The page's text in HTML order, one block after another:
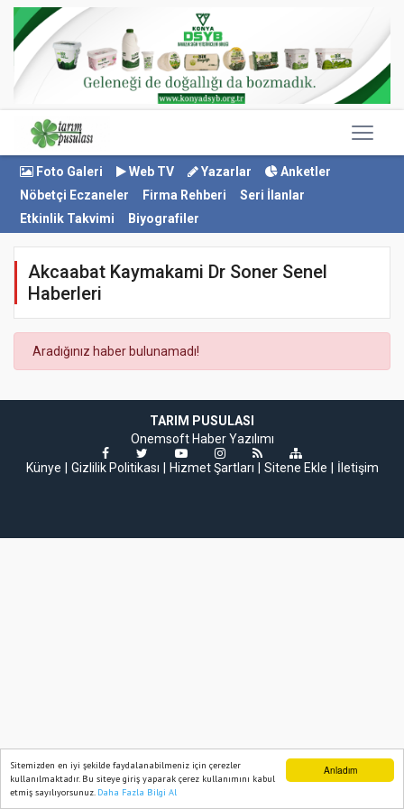
Anladım
Sitemizden en iyi şekilde faydalanabilmeniz için çerezler
kullanılmaktadır. Bu siteye giriş yaparak çerez kullanımını kabul
etmiş sayılıyorsunuz. Daha Fazla Bilgi Al
Foto Galeri Web TV Yazarlar
Anketler
Nöbetçi Eczaneler
Firma Rehberi
Seri İlanlar
Etkinlik Takvimi
Biyografiler
Akcaabat Kaymakami Dr Soner Senel
Haberleri
Aradığınız haber bulunamadı!
TARIM PUSULASI
Onemsoft Haber Yazılımı
Künye
Gizlilik Politikası Hizmet Şartları Sitene Ekle İletişim
Ana Sayfa Web TV